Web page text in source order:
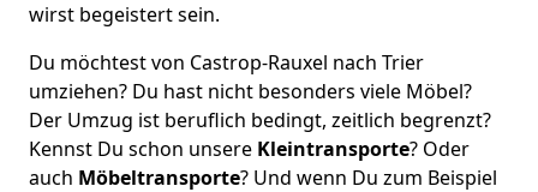
wirst begeistert sein.
Du möchtest von Castrop-Rauxel nach Trier
umziehen? Du hast nicht besonders viele Möbel?
Der Umzug ist beruflich bedingt, zeitlich begrenzt?
Kennst Du schon unsere Kleintransporte? Oder
auch Möbeltransporte? Und wenn Du zum Beispiel